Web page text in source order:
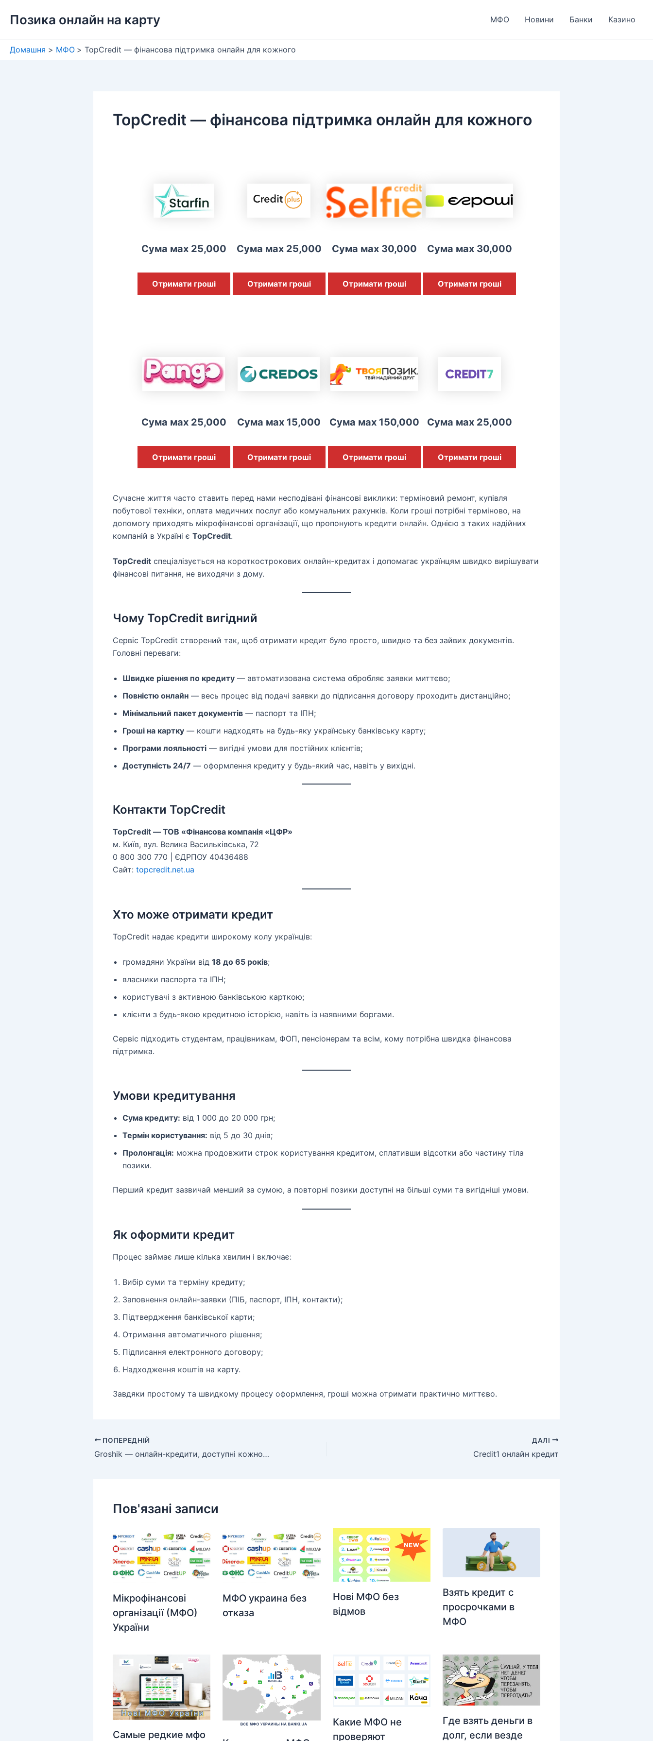
Позика онлайн на карту МФО Новини Банки Казино
Домашня МФО TopCredit — фінансова підтримка онлайн для кожного
TopCredit — фінансова підтримка онлайн для кожного
Сума мах 25,000
Отримати гроші
Сума мах 25,000
Отримати гроші
Сума мах 30,000
Отримати гроші
Сума мах 30,000
Отримати гроші
Сума мах 25,000
Отримати гроші
Сума мах 15,000
Отримати гроші
Сума мах 150,000
Отримати гроші
Сума мах 25,000
Отримати гроші
Сучасне життя часто ставить перед нами несподівані фінансові виклики: терміновий ремонт, купівля
побутової техніки, оплата медичних послуг або комунальних рахунків. Коли гроші потрібні терміново, на
допомогу приходять мікрофінансові організації, що пропонують кредити онлайн. Однією з таких надійних
компаній в Україні є TopCredit.
TopCredit спеціалізується на короткострокових онлайн-кредитах і допомагає українцям швидко вирішувати
фінансові питання, не виходячи з дому.
Чому TopCredit вигідний
Сервіс TopCredit створений так, щоб отримати кредит було просто, швидко та без зайвих документів.
Головні переваги:
Швидке рішення по кредиту — автоматизована система обробляє заявки миттєво;
Повністю онлайн — весь процес від подачі заявки до підписання договору проходить дистанційно;
Мінімальний пакет документів — паспорт та ІПН;
Гроші на картку — кошти надходять на будь-яку українську банківську карту;
Програми лояльності — вигідні умови для постійних клієнтів;
Доступність 24/7 — оформлення кредиту у будь-який час, навіть у вихідні.
Контакти TopCredit
TopCredit — ТОВ «Фінансова компанія «ЦФР»
м. Київ, вул. Велика Васильківська, 72
0 800 300 770 | ЄДРПОУ 40436488
Сайт: topcredit.net.ua
Хто може отримати кредит
TopCredit надає кредити широкому колу українців:
громадяни України від 18 до 65 років;
власники паспорта та ІПН;
користувачі з активною банківською карткою;
клієнти з будь-якою кредитною історією, навіть із наявними боргами.
Сервіс підходить студентам, працівникам, ФОП, пенсіонерам та всім, кому потрібна швидка фінансова
підтримка.
Умови кредитування
Сума кредиту: від 1 000 до 20 000 грн;
Термін користування: від 5 до 30 днів;
Пролонгація: можна продовжити строк користування кредитом, сплативши відсотки або частину тіла
позики.
Перший кредит зазвичай менший за сумою, а повторні позики доступні на більші суми та вигідніші умови.
Як оформити кредит
Процес займає лише кілька хвилин і включає:
Вибір суми та терміну кредиту;
Заповнення онлайн-заявки (ПІБ, паспорт, ІПН, контакти);
Підтвердження банківської карти;
Отримання автоматичного рішення;
Підписання електронного договору;
Надходження коштів на карту.
Завдяки простому та швидкому процесу оформлення, гроші можна отримати практично миттєво.
ПОПЕРЕДНІЙ
Groshik — онлайн-кредити, доступні кожному українцю
ДАЛІ
Credit1 онлайн кредит
Пов'язані записи
Мікрофінансові
організації (МФО)
України
МФО украина без
отказа
Нові МФО без
відмов
Взять кредит с
просрочками в
МФО
Самые редкие мфо
Какие МФО не
проверяют
Где взять деньги в
долг, если везде